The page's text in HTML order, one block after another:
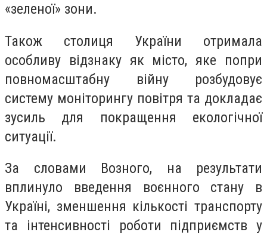
«зеленої» зони.
Також столиця України отримала
особливу відзнаку як місто, яке попри
повномасштабну війну розбудовує
систему моніторингу повітря та докладає
зусиль для покращення екологічної
ситуації.
За словами Возного, на результати
вплинуло введення воєнного стану в
Україні, зменшення кількості транспорту
та інтенсивності роботи підприємств у